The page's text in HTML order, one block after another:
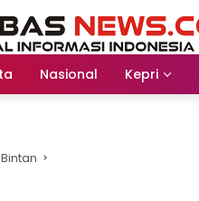
Nasional Kepri
Bintan